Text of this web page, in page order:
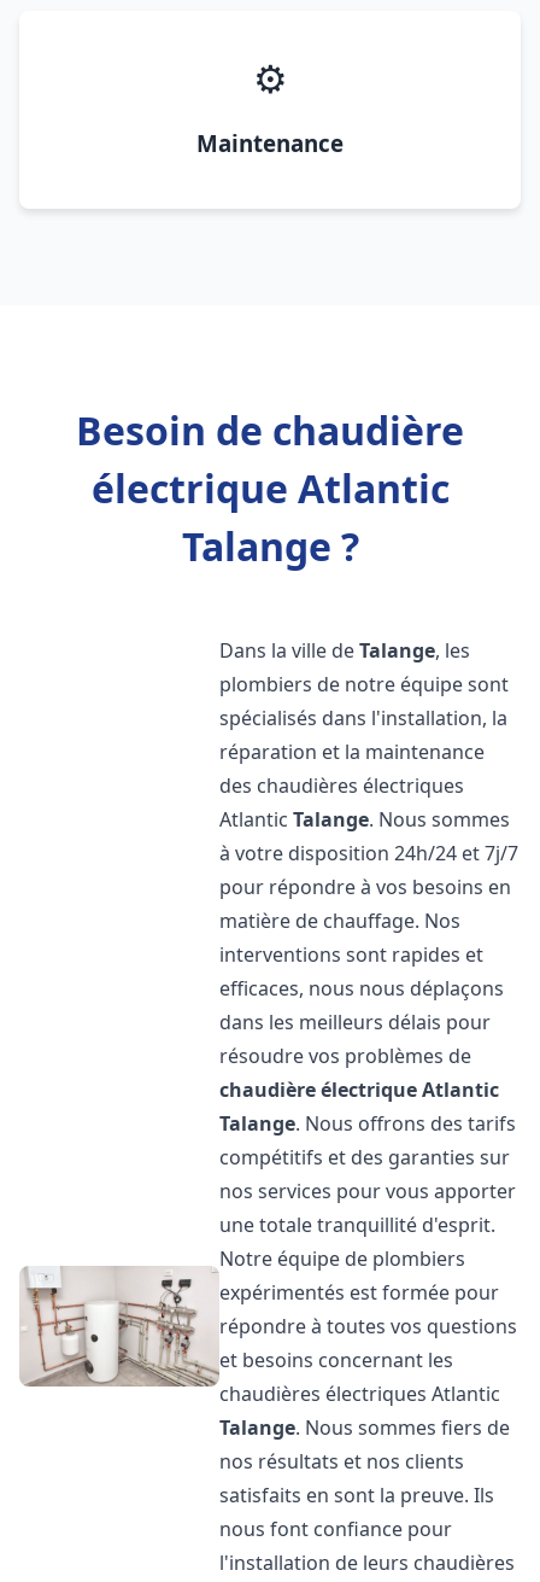
⚙️
Maintenance
Besoin de chaudière
électrique Atlantic
Talange ?
Dans la ville deTalange, les
plombiers de notre équipe sont
spécialisés dans l'installation, la
réparation et la maintenance
des chaudières électriques
AtlanticTalange. Nous sommes
à votre disposition 24h/24 et 7j/7
pour répondre à vos besoins en
matière de chauffage. Nos
interventions sont rapides et
efficaces, nous nous déplaçons
dans les meilleurs délais pour
résoudre vos problèmes de
chaudière électrique Atlantic
Talange. Nous offrons des tarifs
compétitifs et des garanties sur
nos services pour vous apporter
une totale tranquillité d'esprit.
Notre équipe de plombiers
expérimentés est formée pour
répondre à toutes vos questions
et besoins concernant les
chaudières électriques Atlantic
Talange. Nous sommes fiers de
nos résultats et nos clients
satisfaits en sont la preuve. Ils
nous font confiance pour
l'installation de leurs chaudières